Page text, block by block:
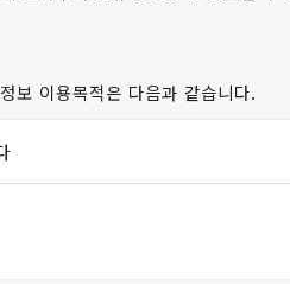
보 이용목적은 다음과 같습니다.